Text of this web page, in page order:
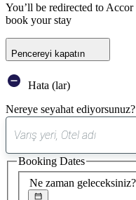
You’ll be redirected to
book your stay
Pencereyi kapatın
Hata (lar)
Nereye seyahat ediyorsunuz?
Ne zaman geleceksiniz?
Booking Dates